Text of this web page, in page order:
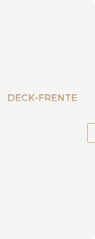
DECK-FRENTE